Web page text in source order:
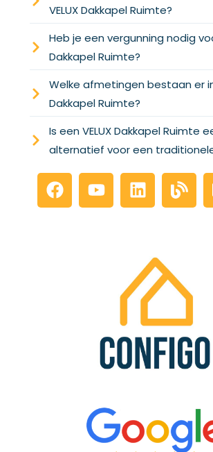
VELUX Dakkapel Ruimte?
Heb je een vergunning nodig
Dakkapel Ruimte?
Welke afmetingen bestaan er in
Dakkapel Ruimte?
Is een VELUX Dakkapel Ruimte
alternatief voor een